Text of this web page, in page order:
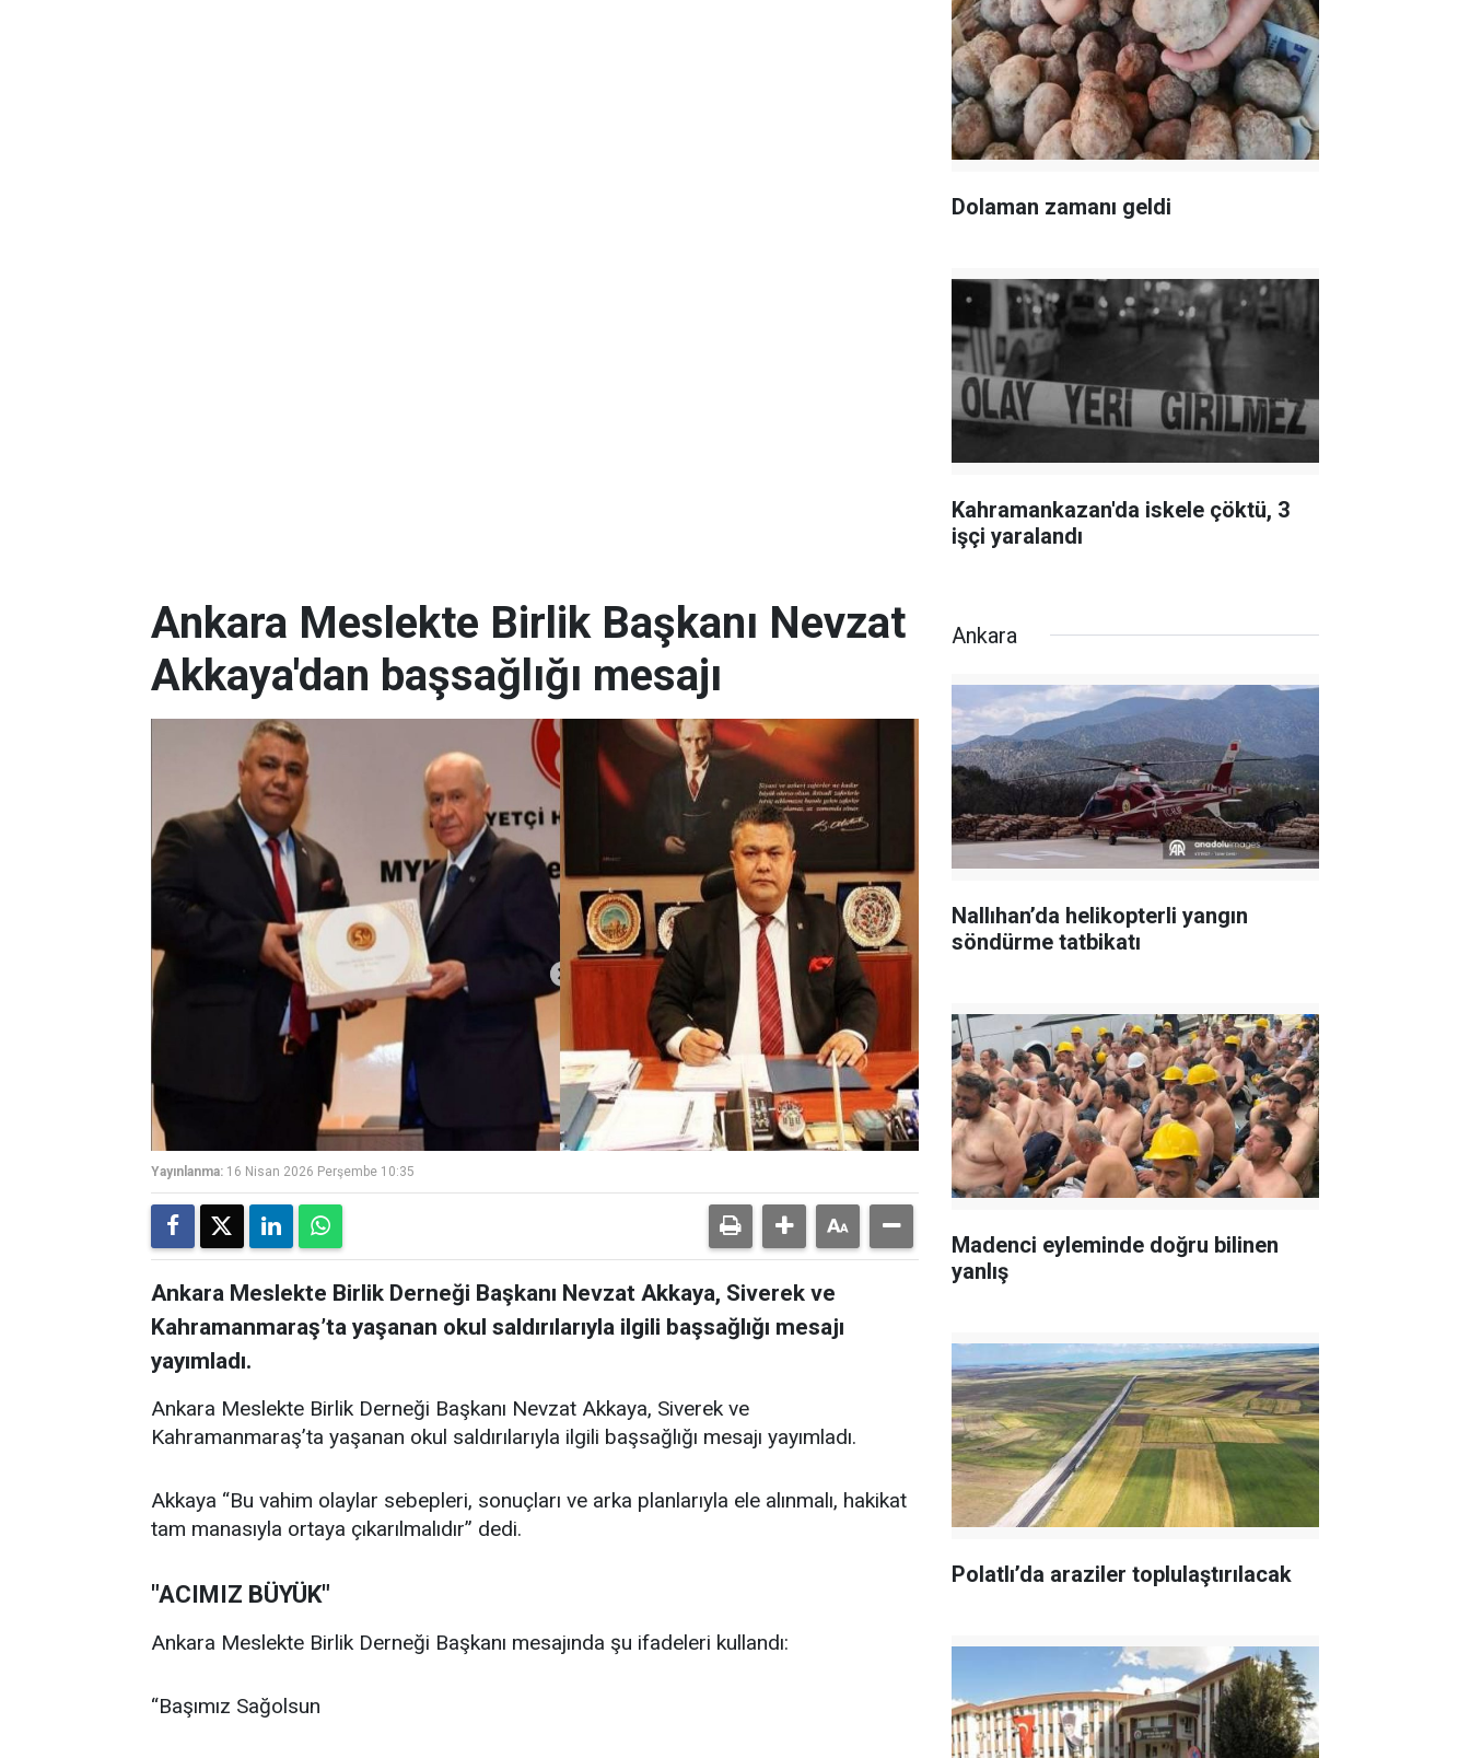
Dolaman zamanı geldi
Kahramankazan'da iskele çöktü, 3
işçi yaralandı
Ankara Meslekte Birlik Başkanı Nevzat
Akkaya'dan başsağlığı mesajı
Yayınlanma: 16 Nisan 2026 Perşembe 10:35
Ankara Meslekte Birlik Derneği Başkanı Nevzat Akkaya, Siverek ve
Kahramanmaraş’ta yaşanan okul saldırılarıyla ilgili başsağlığı mesajı
yayımladı.
Ankara Meslekte Birlik Derneği Başkanı Nevzat Akkaya, Siverek ve
Kahramanmaraş’ta yaşanan okul saldırılarıyla ilgili başsağlığı mesajı yayımladı.
Akkaya “Bu vahim olaylar sebepleri, sonuçları ve arka planlarıyla ele alınmalı, hakikat
tam manasıyla ortaya çıkarılmalıdır” dedi.
"ACIMIZ BÜYÜK"
Ankara Meslekte Birlik Derneği Başkanı mesajında şu ifadeleri kullandı:
“Başımız Sağolsun
Ankara
Nallıhan’da helikopterli yangın
söndürme tatbikatı
Madenci eyleminde doğru bilinen
yanlış
Polatlı’da araziler toplulaştırılacak